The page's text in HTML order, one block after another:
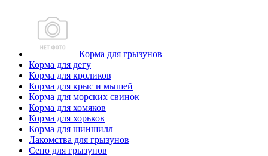
Корма для грызунов
Корма для дегу
Корма для кроликов
Корма для крыс и мышей
Корма для морских свинок
Корма для хомяков
Корма для хорьков
Корма для шиншилл
Лакомства для грызунов
Сено для грызунов